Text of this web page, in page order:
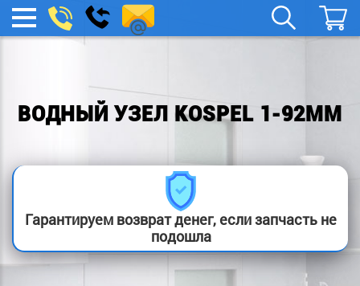
МЕНЮ
boylera@yandex.ru
Заказать
звонок
ВОДНЫЙ УЗЕЛ KOSPEL 1-92ММ
Гарантируем возврат денег, если запчасть не
подошла